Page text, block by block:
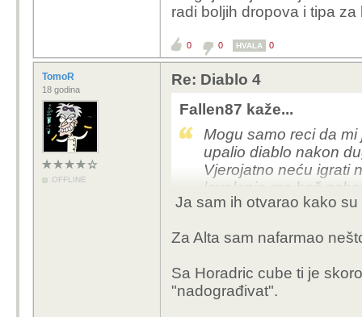
radi boljih dropova i tipa
0 0 HVALA 0
TomoR
18 godina
OFFLINE
Re: Diablo 4
Fallen87 kaže...
Mogu samo reci da
upalio diablo nakon
Vjerojatno neću igrati
levelanje me baš
cijelim putem :D
drugdje crejtovi koji
dobijete?
Ja sam ih otvarao kako su
Za Alta sam nafarmao
Sa Horadric cube ti je
"nadograđivat".